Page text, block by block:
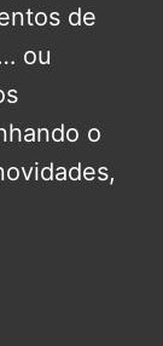
de
ou
o